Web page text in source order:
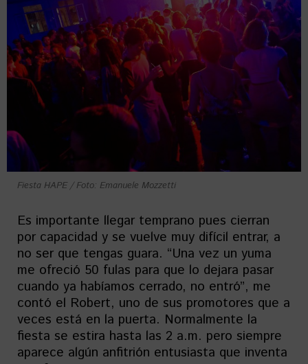
Fiesta HAPE / Foto: Emanuele Mozzetti
Es importante llegar temprano pues cierran
por capacidad y se vuelve muy difícil entrar, a
no ser que tengas guara. “Una vez un yuma
me ofreció 50 fulas para que lo dejara pasar
cuando ya habíamos cerrado, no entró”, me
contó el Robert, uno de sus promotores que a
veces está en la puerta. Normalmente la
fiesta se estira hasta las 2 a.m. pero siempre
aparece algún anfitrión entusiasta que inventa